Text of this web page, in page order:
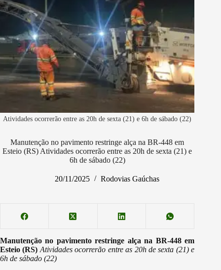
Atividades ocorrerão entre as 20h de sexta (21) e 6h de sábado (22)
Manutenção no pavimento restringe alça na BR-448 em
Esteio (RS) Atividades ocorrerão entre as 20h de sexta (21) e
6h de sábado (22)
20/11/2025 Rodovias Gaúchas
Manutenção no pavimento restringe alça na BR-448 em
Esteio (RS) Atividades ocorrerão entre as 20h de sexta (21) e
6h de sábado (22)